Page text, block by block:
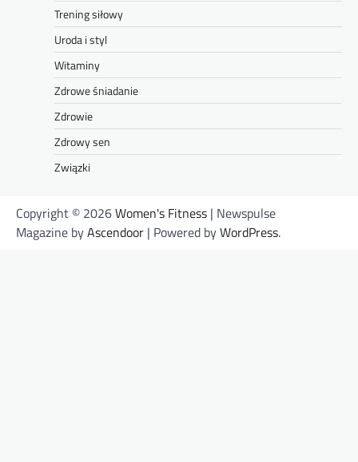
Trening siłowy
Uroda i styl
Witaminy
Zdrowe śniadanie
Zdrowie
Zdrowy sen
Związki
Copyright © 2026Women's Fitness | Newspulse
Magazine byAscendoor | Powered byWordPress.